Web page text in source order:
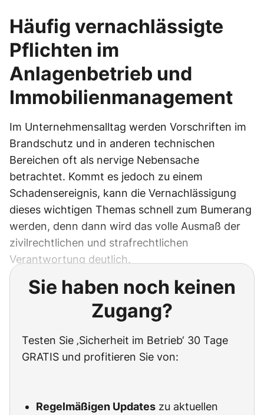
Häufig vernachlässigte
Pflichten im
Anlagenbetrieb und
Immobilienmanagement
Im Unternehmensalltag werden Vorschriften im
Brandschutz und in anderen technischen
Bereichen oft als nervige Nebensache
betrachtet. Kommt es jedoch zu einem
Schadensereignis, kann die Vernachlässigung
dieses wichtigen Themas schnell zum Bumerang
werden, denn dann wird das volle Ausmaß der
zivilrechtlichen und strafrechtlichen
Verantwortung deutlich.
Sie haben noch keinen
Zugang?
Testen Sie ‚Sicherheit im Betrieb‘ 30 Tage
GRATIS und profitieren Sie von:
Regelmäßigen Updates zu aktuellen